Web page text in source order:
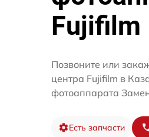
Fujifilm
Позвоните или
центра Fujifilm в
фотоаппарата
Есть запчасти